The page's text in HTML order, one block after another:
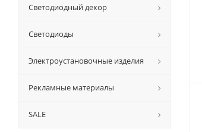
Светодиодный декор
Светодиоды
Электроустановочные изделия
Рекламные материалы
SALE